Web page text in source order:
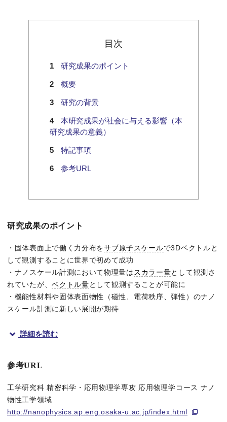
目次
研究成果のポイント
概要
研究の背景
本研究成果が社会に与える影響（本
研究成果の意義）
特記事項
参考URL
研究成果のポイント
・固体表面上で働く力分布をサブ原子スケールで3Dベクトルと
して観測することに世界で初めて成功
・ナノスケール計測において物理量はスカラー量として観測さ
れていたが、ベクトル量として観測することが可能に
・機能性材料や固体表面物性（磁性、電荷秩序、弾性）のナノ
スケール計測に新しい展開が期待
大阪大学大学院工学研究科の内藤賀公助教、李艶君准教授、菅原
ナノスケール計測において、これまで“力”のような方向性を持
今回、内藤賀公助教らの研究グループは、この手法をゲルマニウ
詳細を読む
参考URL
工学研究科 精密科学・応用物理学専攻 応用物理学コース ナノ
物性工学領域
http://nanophysics.ap.eng.osaka-u.ac.jp/index.html